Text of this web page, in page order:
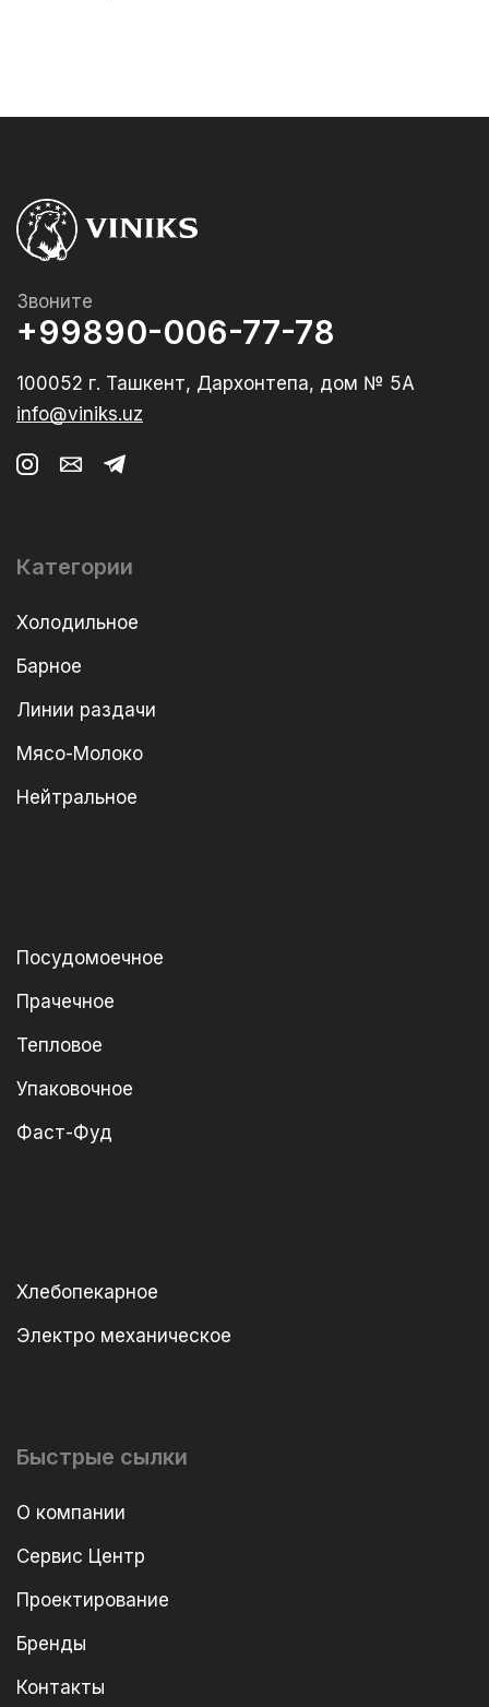
Звоните
+99890-006-77-78
100052 г. Ташкент, Дархонтепа, дом № 5А
info@viniks.uz
Категории
Холодильное
Барное
Линии раздачи
Мясо-Молоко
Нейтральное
Посудомоечное
Прачечное
Тепловое
Упаковочное
Фаст-Фуд
Хлебопекарное
Электро механическое
Быстрые сылки
О компании
Сервис Центр
Проектирование
Бренды
Контакты